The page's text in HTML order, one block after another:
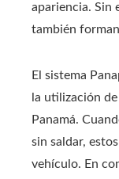
apariencia. Sin
también
El sistema
la utilización
Panamá.
sin saldar,
vehículo. En